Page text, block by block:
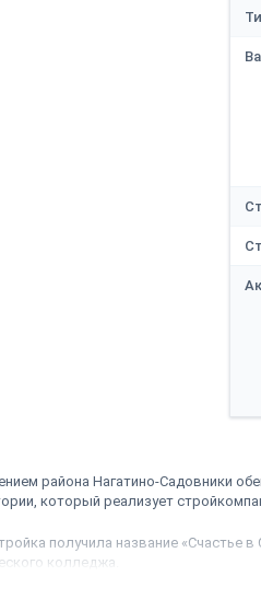
района Нагатино-Садовники
который реализует
получила название «Счастье
колледжа.